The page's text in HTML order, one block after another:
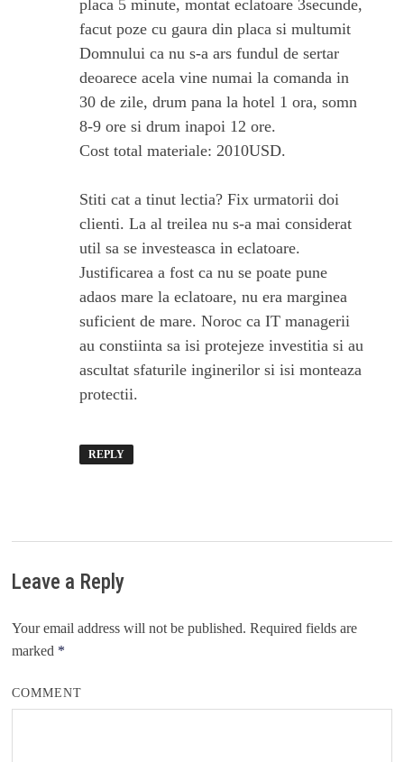
placa 5 minute, montat eclatoare 3secunde,
facut poze cu gaura din placa si multumit
Domnului ca nu s-a ars fundul de sertar
deoarece acela vine numai la comanda in
30 de zile, drum pana la hotel 1 ora, somn
8-9 ore si drum inapoi 12 ore.
Cost total materiale: 2010USD.
Stiti cat a tinut lectia? Fix urmatorii doi
clienti. La al treilea nu s-a mai considerat
util sa se investeasca in eclatoare.
Justificarea a fost ca nu se poate pune
adaos mare la eclatoare, nu era marginea
suficient de mare. Noroc ca IT managerii
au constiinta sa isi protejeze investitia si au
ascultat sfaturile inginerilor si isi monteaza
protectii.
REPLY
Leave a Reply
Your email address will not be published. Required fields are
marked *
COMMENT